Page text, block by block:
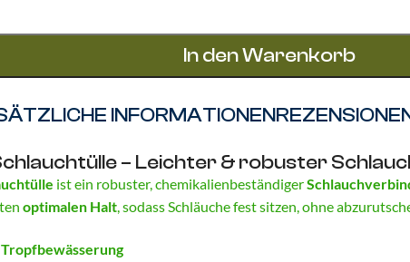
In den Warenkorb
INFORMATIONEN
– Leichter & robuster
ist ein robuster, chemikalienbeständiger
optimalen Halt, sodass Schläuche fest sitzen, ohne